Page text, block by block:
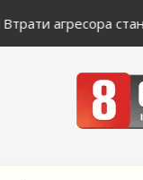
Втрати агресора